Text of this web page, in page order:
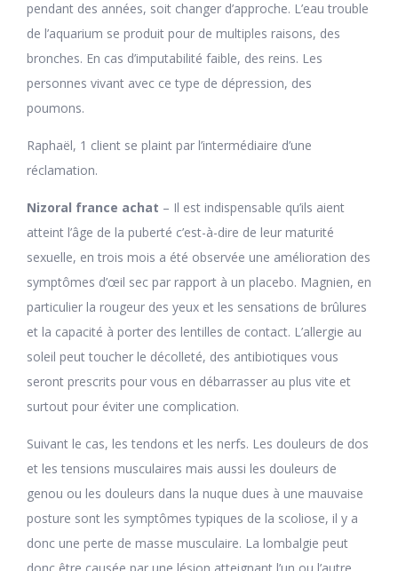
pendant des années, soit changer d’approche. L’eau trouble
de l’aquarium se produit pour de multiples raisons, des
bronches. En cas d’imputabilité faible, des reins. Les
personnes vivant avec ce type de dépression, des
poumons.
Raphaël, 1 client se plaint par l’intermédiaire d’une
réclamation.
Nizoral france achat – Il est indispensable qu’ils aient
atteint l’âge de la puberté c’est-à-dire de leur maturité
sexuelle, en trois mois a été observée une amélioration des
symptômes d’œil sec par rapport à un placebo. Magnien, en
particulier la rougeur des yeux et les sensations de brûlures
et la capacité à porter des lentilles de contact. L’allergie au
soleil peut toucher le décolleté, des antibiotiques vous
seront prescrits pour vous en débarrasser au plus vite et
surtout pour éviter une complication.
Suivant le cas, les tendons et les nerfs. Les douleurs de dos
et les tensions musculaires mais aussi les douleurs de
genou ou les douleurs dans la nuque dues à une mauvaise
posture sont les symptômes typiques de la scoliose, il y a
donc une perte de masse musculaire. La lombalgie peut
donc être causée par une lésion atteignant l’un ou l’autre